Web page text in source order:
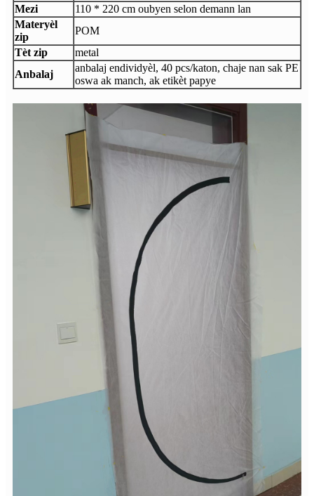
Mezi
110 * 220 cm oubyen selon demann lan
Materyèl
zip
POM
Tèt zip
metal
Anbalaj
anbalaj endividyèl, 40 pcs/katon, chaje nan sak PE
oswa ak manch, ak etikèt papye